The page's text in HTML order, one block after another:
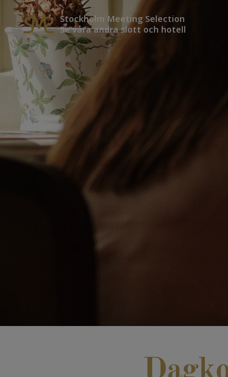
Stockholm Meeting Selection
Se våra andra slott och hotell